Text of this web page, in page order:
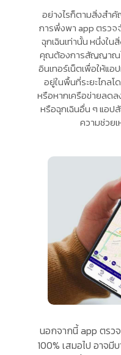
อย่างไรก็ตามสิ่งสำ
การพึ่งพา app ตรว
ฉุกเฉินเท่านั้น หนึ่งใ
คุณต้องการสัญญาณ
อินเทอร์เน็ตเพื่อให้แ
อยู่ในพื้นที่ระยะไกลโ
หรือหากเครือข่ายลด
หรือฉุกเฉินอื่น ๆ แอ
ความช่วย
นอกจากนี้ app ตร
100% เสมอไป อาจ